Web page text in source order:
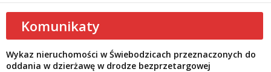
Komunikaty
Wykaz nieruchomości w Świebodzicach przeznaczonych do
oddania w dzierżawę w drodze bezprzetargowej